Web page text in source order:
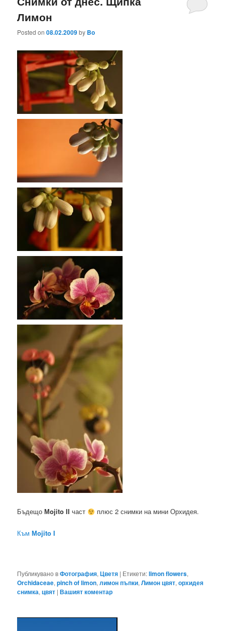
Лимон
Posted on08.02.2009by Bo
БъдещоМojito II част плюс 2 снимки на мини Орхидея.
КъмМojito I
Публикувано вФотография,Цветя | Етикети:limon flowers,
Orchidaceae,pinch of limon,лимон пъпки,Лимон цвят,орхидея
снимка,цвят |Вашият коментар